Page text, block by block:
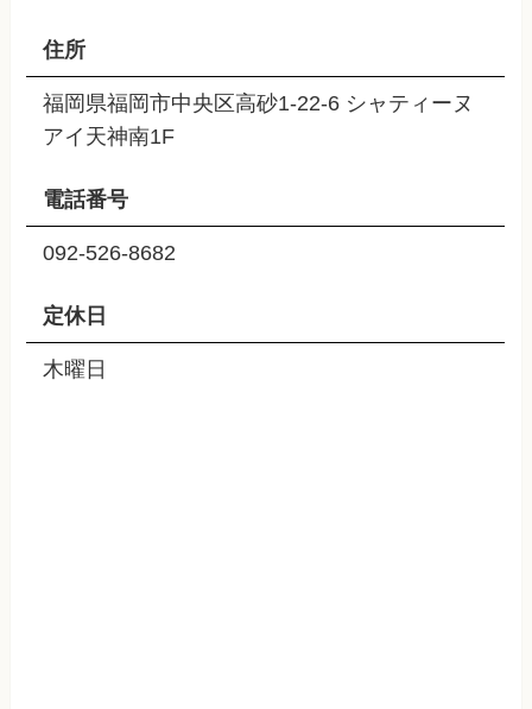
住所
福岡県福岡市中央区高砂1-22-6 シャティーヌ
アイ天神南1F
電話番号
092-526-8682
定休日
木曜日